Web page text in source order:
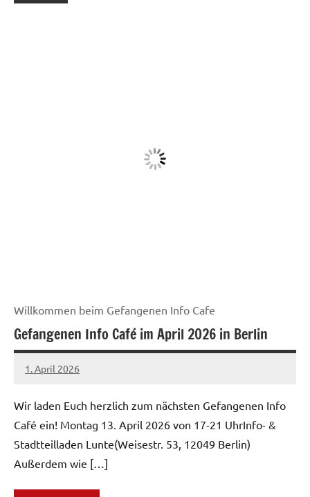
Willkommen beim Gefangenen Info Cafe
Gefangenen Info Café im April 2026 in Berlin
1. April 2026
network
Wir laden Euch herzlich zum nächsten Gefangenen Info
Café ein! Montag 13. April 2026 von 17-21 UhrInfo- &
Stadtteilladen Lunte(Weisestr. 53, 12049 Berlin)
Außerdem wie […]